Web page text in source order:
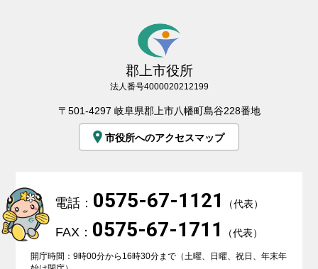
郡上市役所
法人番号4000020212199
〒501-4297 岐阜県郡上市八幡町島谷228番地
市役所へのアクセスマップ
電話： 0575-67-1121 （代表）
FAX： 0575-67-1711 （代表）
開庁時間：9時00分から16時30分まで（土曜、日曜、祝日、年末年